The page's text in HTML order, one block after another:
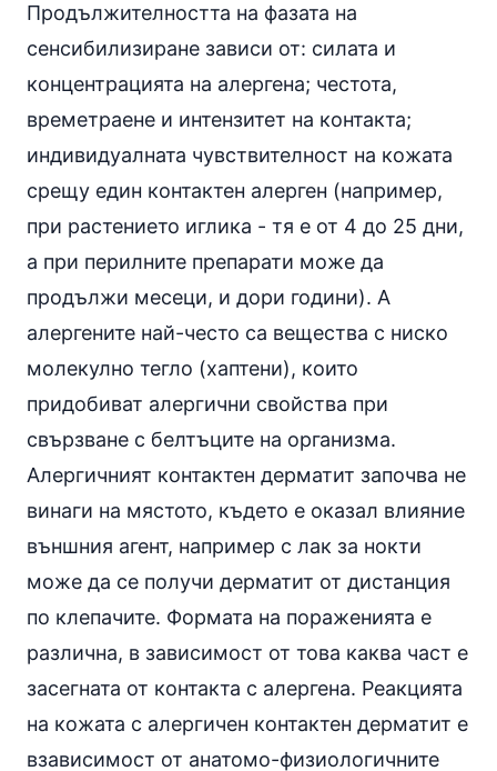
Продължителността на фазата на
сенсибилизиране зависи от: силата и
концентрацията на алергена; честота,
времетраене и интензитет на контакта;
индивидуалната чувствителност на кожата
срещу един контактен алерген (например,
при растението иглика - тя е от 4 до 25 дни,
а при перилните препарати може да
продължи месеци, и дори години). А
алергените най-често са вещества с ниско
молекулно тегло (хаптени), които
придобиват алергични свойства при
свързване с белтъците на организма.
Алергичният контактен дерматит започва не
винаги на мястото, където е оказал влияние
външния агент, например с лак за нокти
може да се получи дерматит от дистанция
по клепачите. Формата на пораженията е
различна, в зависимост от това каква част е
засегната от контакта с алергена. Реакцията
на кожата с алергичен контактен дерматит е
взависимост от анатомо-физиологичните